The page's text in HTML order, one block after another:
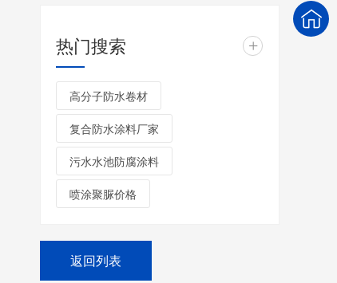
热门搜索 +
高分子防水卷材
复合防水涂料厂家
污水水池防腐涂料
喷涂聚脲价格
返回列表